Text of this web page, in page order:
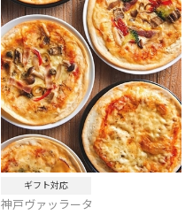
ギフト対応
神戸ヴァッラータ